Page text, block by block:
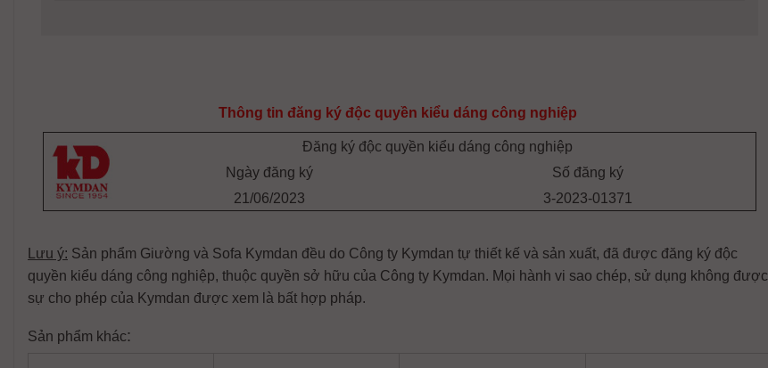
Thông tin đăng ký độc quyền kiểu dáng công nghiệp
Đăng ký độc quyền kiểu dáng công nghiệp
Ngày đăng ký
Số đăng ký
21/06/2023
3-2023-01371
Lưu ý: Sản phẩm Giường và Sofa Kymdan đều do Công ty Kymdan tự thiết kế và sản xuất, đã được đăng ký độc
quyền kiểu dáng công nghiệp, thuộc quyền sở hữu của Công ty Kymdan. Mọi hành vi sao chép, sử dụng không được
sự cho phép của Kymdan được xem là bất hợp pháp.
Sản phẩm khác: